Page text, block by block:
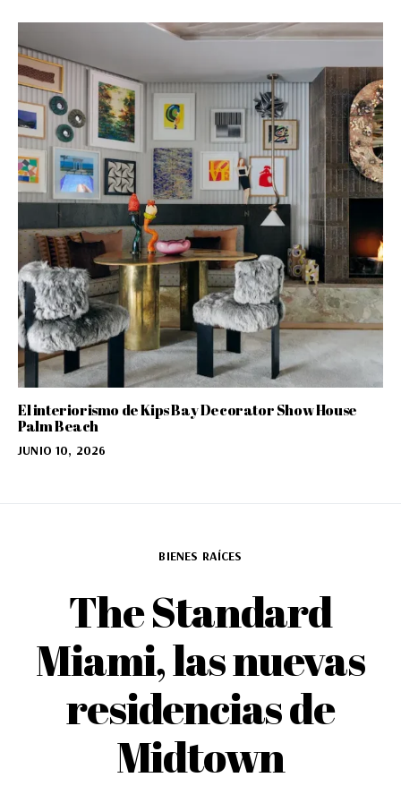
El interiorismo de Kips Bay Decorator Show House
Palm Beach
JUNIO 10, 2026
BIENES RAÍCES
The Standard
Miami, las nuevas
residencias de
Midtown